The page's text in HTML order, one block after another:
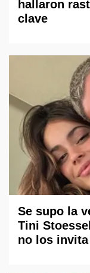
hallaron
clave
Se supo la
Tini
no los